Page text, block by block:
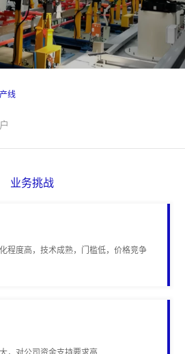
线
业务挑战
程度高，技术成熟，门槛低，价格竞争
，对公司资金支持要求高